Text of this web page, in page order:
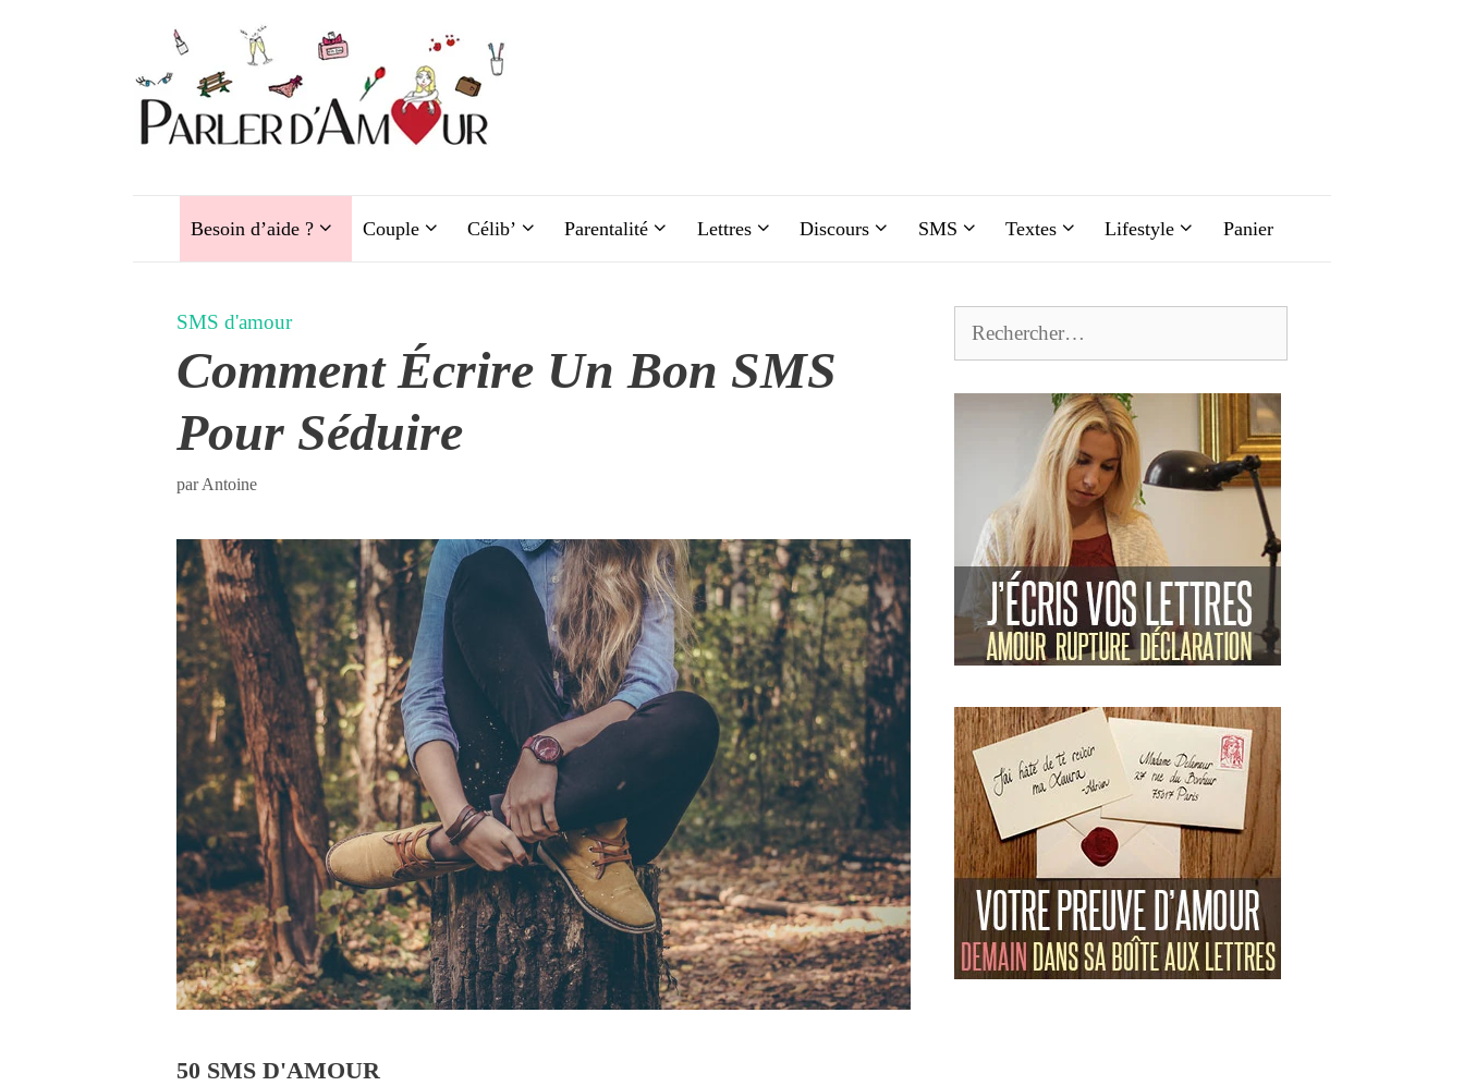
Besoin d’aide ? Couple Célib’ Parentalité Lettres Discours SMS Textes Lifestyle Panier
SMS d'amour
Comment Écrire Un Bon SMS
Pour Séduire
parAntoine
50 SMS D'AMOUR